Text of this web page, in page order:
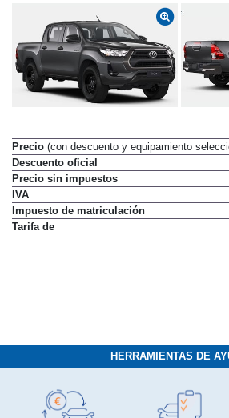
Precio (con descuento y equipamiento
Descuento oficial
Precio sin impuestos
IVA
Impuesto de matriculación
Tarifa de
HERRAMIENTAS DE